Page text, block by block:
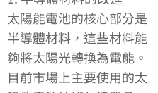
太陽能電池的核心部分是
半導體材料，這些材料能
夠將太陽光轉換為電能。
目前市場上主要使用的太